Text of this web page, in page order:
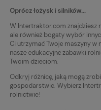
Oprócz łożysk i silników...
W Intertraktor.com znajdziesz
ale również bogaty wybór
Ci utrzymać Twoje maszyny w
nasze edukacyjne zabawki
Twoim dzieciom.
Odkryj różnicę, jaką mogą
gospodarstwie. Wybierz
rolnictwie!